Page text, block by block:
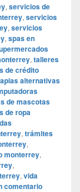
, servicios de
, servicios
, servicios
, spas en
, talleres
de crédito
alternativas
de mascotas
de ropa
, trámites
,
monterrey,
,
, vida
comentario